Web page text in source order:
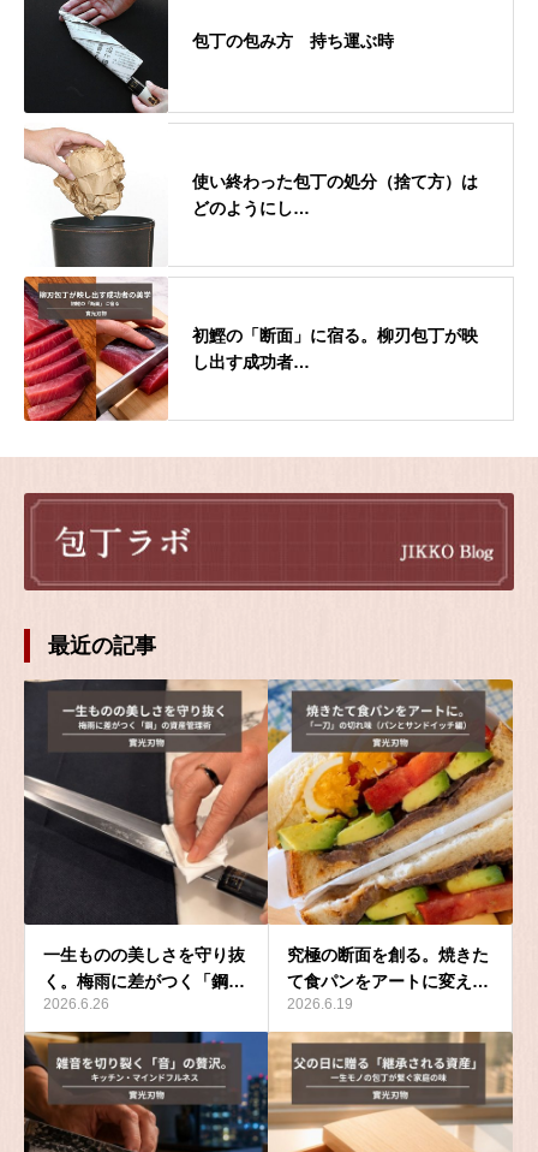
包丁の包み方 持ち運ぶ時
使い終わった包丁の処分（捨て方）は
どのようにし…
初鰹の「断面」に宿る。柳刃包丁が映
し出す成功者…
最近の記事
一生ものの美しさを守り抜
く。梅雨に差がつく「鋼…
2026.6.26
究極の断面を創る。焼きた
て食パンをアートに変え…
2026.6.19